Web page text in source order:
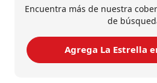
Encuentra más de nuestra
de
Agrega La Estrella